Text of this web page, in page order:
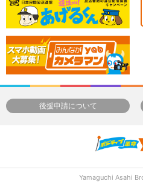
後援申請について
Yamaguchi Asahi